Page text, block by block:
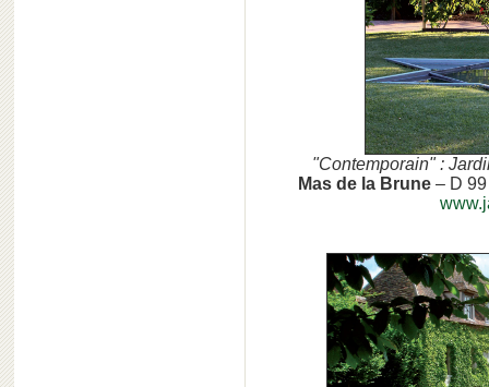
"Contemporain" :
Mas de la Brune – D